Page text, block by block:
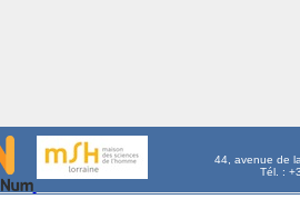
44, avenue de
Tél. :